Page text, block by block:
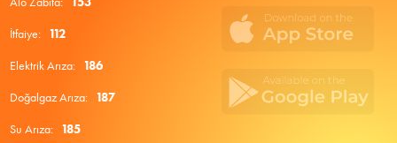
İtfaiye: 112
Elektrik Arıza: 186
Doğalgaz Arıza: 187
Su Arıza: 185